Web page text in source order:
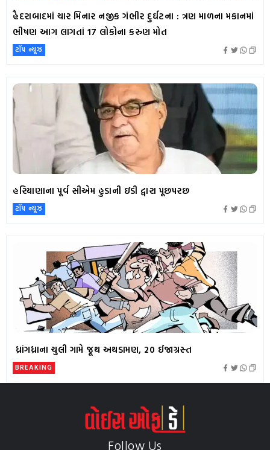
હૈદરાબાદમાં ચાર મિનાર નજીક ગંભીર દુર્ઘટના : ત્રણ માળના મકાનમાં
ભીષણ આગ લાગતાં 17 લોકોના કરુણ મોત
ટૉપ ન્યૂઝ
હરિયાણાના પૂર્વ સીએમ હુડાની ઇડી દ્વારા પૂછપરછ
ટૉપ ન્યૂઝ
ધ્રાંગધ્રાના ચુલી ગામે જૂથ અથડામણ, 20 ઈજાગ્રસ્ત
BREAKING
Follow Us